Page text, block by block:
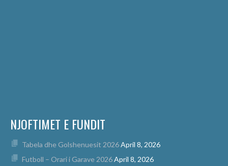
NJOFTIMET E FUNDIT
Tabela dhe Golshenuesit 2026April 8, 2026
Futboll – Orari i Garave 2026April 8, 2026